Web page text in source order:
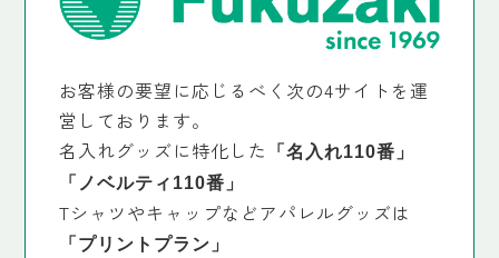
お客様の要望に応じるべく次の4サイトを運
営しております。
名入れグッズに特化した
「名入れ110番」
「ノベルティ110番」
Tシャツやキャップなどアパレルグッズは
「プリントプラン」